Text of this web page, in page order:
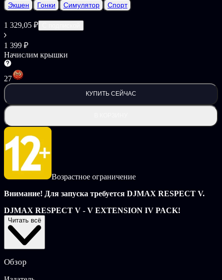
Экшен Гонки Симулятор Спорт
1 329,05 ₽
1 399 ₽
Начислим крышки
27
КУПИТЬ СЕЙЧАС
Возрастное ограничение
Внимание! Для запуска требуется DJMAX RESPECT V.
DJMAX RESPECT V - V EXTENSION IV PACK!
Встречайте пакет 'DJMAX RESPECT V Original Song' прямо
сейчас!
песен.
Читать всё
Обзор